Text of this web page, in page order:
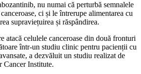
nu numai că perturbă semnalele
ci și le întrerupe alimentarea cu
supraviețuirea și răspândirea.
atacă celulele canceroase din două fronturi
într-un studiu clinic pentru pacienții cu
a dezvăluit un studiu realizat de
Cancer Institute.